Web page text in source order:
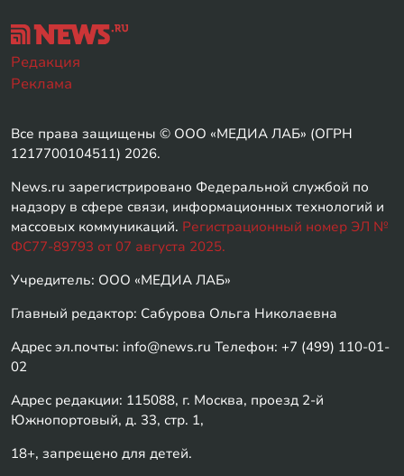
Редакция
Реклама
Все права защищены © ООО «МЕДИА ЛАБ» (ОГРН
1217700104511) 2026.
News.ru зарегистрировано Федеральной службой по
надзору в сфере связи, информационных технологий и
массовых коммуникаций. Регистрационный номер ЭЛ №
ФС77-89793 от 07 августа 2025.
Учредитель: ООО «МЕДИА ЛАБ»
Главный редактор: Сабурова Ольга Николаевна
Адрес эл.почты: info@news.ru Телефон: +7 (499) 110-01-
02
Адрес редакции: 115088, г. Москва, проезд 2-й
Южнопортовый, д. 33, стр. 1,
18+, запрещено для детей.